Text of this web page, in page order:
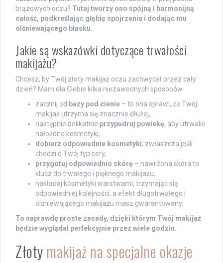
brązowych oczu? Tutaj tworzy ono spójną i harmonijną
całość, podkreślając głębię spojrzenia i dodając mu
olśniewającego blasku.
Jakie są wskazówki dotyczące trwałości
makijażu?
Chcesz, by Twój złoty makijaż oczu zachwycał przez cały
dzień? Mam dla Ciebie kilka niezawodnych sposobów.
zacznij od bazy pod cienie – to ona sprawi, że Twój
makijaż utrzyma się znacznie dłużej,
następnie delikatnie przypudruj powiekę, aby utrwalić
nałożone kosmetyki,
dobierz odpowiednie kosmetyki, zwłaszcza jeśli
chodzi o Twój typ cery,
przygotuj odpowiednio skórę – nawilżona skóra to
klucz do trwałego i pięknego makijażu,
nakładaj kosmetyki warstwami, trzymając się
odpowiedniej kolejności, a efekt długotrwałego i
olśniewającego makijażu masz gwarantowany.
To naprawdę proste zasady, dzięki którym Twój makijaż
będzie wyglądał perfekcyjnie przez wiele godzin.
Złoty makijaż na specjalne okazje